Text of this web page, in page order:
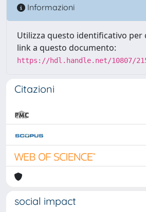
Informazioni
Utilizza questo identificativo per
link a questo documento:
https://hdl.handle.net/10807/
Citazioni
social impact